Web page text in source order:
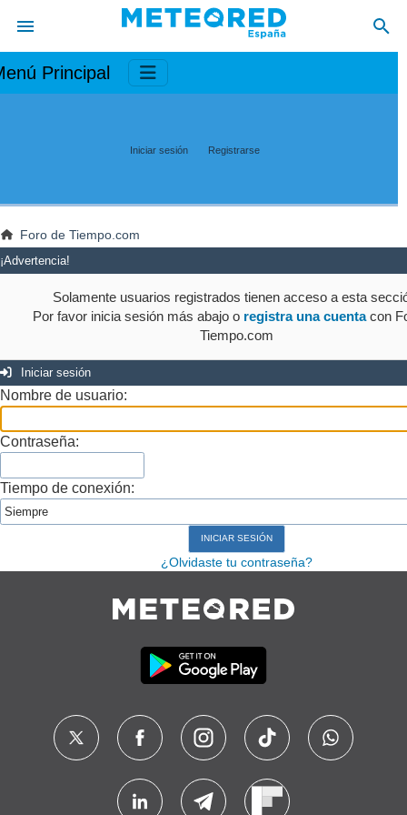
Principal
Iniciar sesión Registrarse
Foro de Tiempo.com
¡Advertencia!
Solamente usuarios registrados tienen acceso a esta
Por favor inicia sesión más abajo o registra una cuentacon
Tiempo.com
Iniciar sesión
Nombre de usuario:
Contraseña:
Tiempo de conexión:
¿Olvidaste tu contraseña?